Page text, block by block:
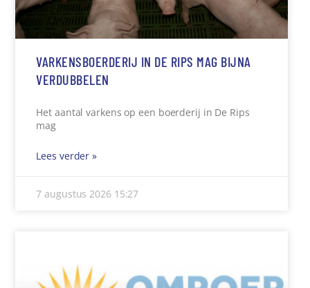
VARKENSBOERDERIJ IN DE RIPS MAG BIJNA
VERDUBBELEN
Het aantal varkens op een boerderij in De Rips
mag
Lees verder »
7 augustus 2026 15:27